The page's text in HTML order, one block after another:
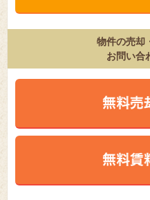
物件の売却
お問い合